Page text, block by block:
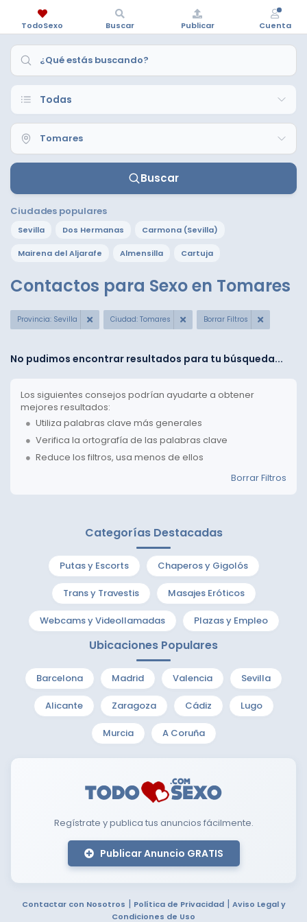
Buscar
Ciudades populares
Sevilla Dos Hermanas Carmona (Sevilla)
Mairena del Aljarafe Almensilla Cartuja
Contactos para Sexo en Tomares
Provincia: Sevilla Ciudad: Tomares Borrar Filtros
No pudimos encontrar resultados para tu búsqueda...
Los siguientes consejos podrían ayudarte a obtener
mejores resultados:
Utiliza palabras clave más generales
Verifica la ortografía de las palabras clave
Reduce los filtros, usa menos de ellos
Borrar Filtros
Categorías Destacadas
Putas y Escorts Chaperos y Gigolós
Trans y Travestis Masajes Eróticos
Webcams y Videollamadas Plazas y Empleo
Ubicaciones Populares
Barcelona Madrid Valencia Sevilla
Alicante Zaragoza Cádiz Lugo
Murcia A Coruña
Regístrate y publica tus anuncios fácilmente.
Publicar Anuncio GRATIS
Contactar con Nosotros | Política de Privacidad| Aviso Legal y
Condiciones de Uso
TodoSexo Buscar Publicar Cuenta